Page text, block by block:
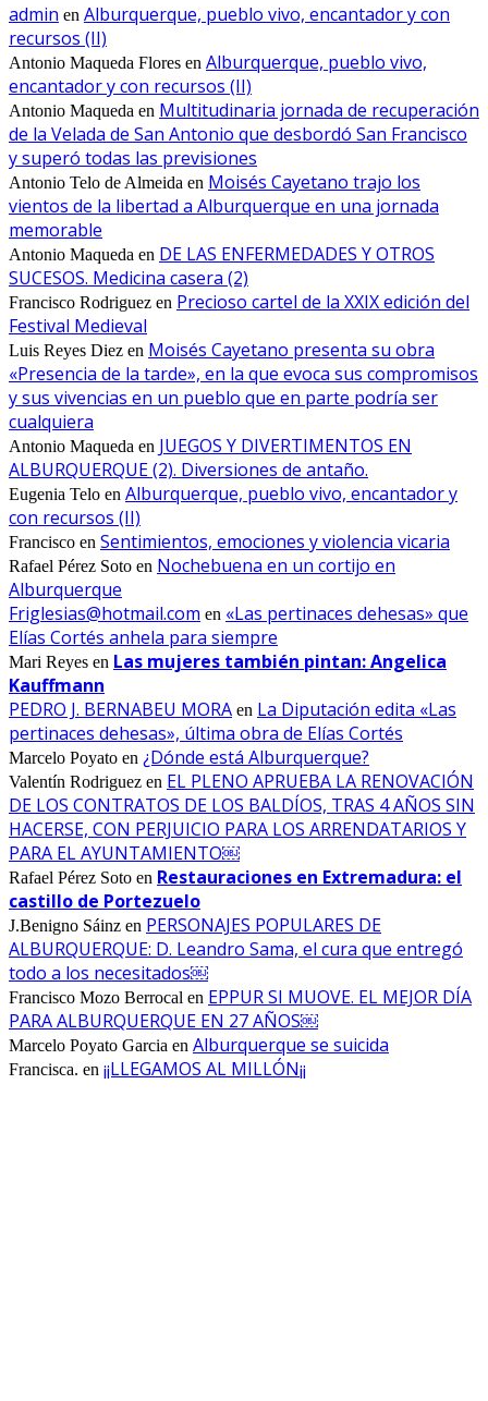
admin en Alburquerque, pueblo vivo, encantador y con
recursos (II)
Antonio Maqueda Flores en Alburquerque, pueblo vivo,
encantador y con recursos (II)
Antonio Maqueda en Multitudinaria jornada de recuperación
de la Velada de San Antonio que desbordó San Francisco
y superó todas las previsiones
Antonio Telo de Almeida en Moisés Cayetano trajo los
vientos de la libertad a Alburquerque en una jornada
memorable
Antonio Maqueda en DE LAS ENFERMEDADES Y OTROS
SUCESOS. Medicina casera (2)
Francisco Rodriguez en Precioso cartel de la XXIX edición del
Festival Medieval
Luis Reyes Diez en Moisés Cayetano presenta su obra
«Presencia de la tarde», en la que evoca sus compromisos
y sus vivencias en un pueblo que en parte podría ser
cualquiera
Antonio Maqueda en JUEGOS Y DIVERTIMENTOS EN
ALBURQUERQUE (2). Diversiones de antaño.
Eugenia Telo en Alburquerque, pueblo vivo, encantador y
con recursos (II)
Francisco en Sentimientos, emociones y violencia vicaria
Rafael Pérez Soto en Nochebuena en un cortijo en
Alburquerque
Friglesias@hotmail.com en «Las pertinaces dehesas» que
Elías Cortés anhela para siempre
Mari Reyes en Las mujeres también pintan: Angelica
Kauffmann
PEDRO J. BERNABEU MORA en La Diputación edita «Las
pertinaces dehesas», última obra de Elías Cortés
Marcelo Poyato en ¿Dónde está Alburquerque?
Valentín Rodriguez en EL PLENO APRUEBA LA RENOVACIÓN
DE LOS CONTRATOS DE LOS BALDÍOS, TRAS 4 AÑOS SIN
HACERSE, CON PERJUICIO PARA LOS ARRENDATARIOS Y
PARA EL AYUNTAMIENTO￼
Rafael Pérez Soto en Restauraciones en Extremadura: el
castillo de Portezuelo
J.Benigno Sáinz en PERSONAJES POPULARES DE
ALBURQUERQUE: D. Leandro Sama, el cura que entregó
todo a los necesitados￼
Francisco Mozo Berrocal en EPPUR SI MUOVE. EL MEJOR DÍA
PARA ALBURQUERQUE EN 27 AÑOS￼
Marcelo Poyato Garcia en Alburquerque se suicida
Francisca. en ¡¡LLEGAMOS AL MILLÓN¡¡